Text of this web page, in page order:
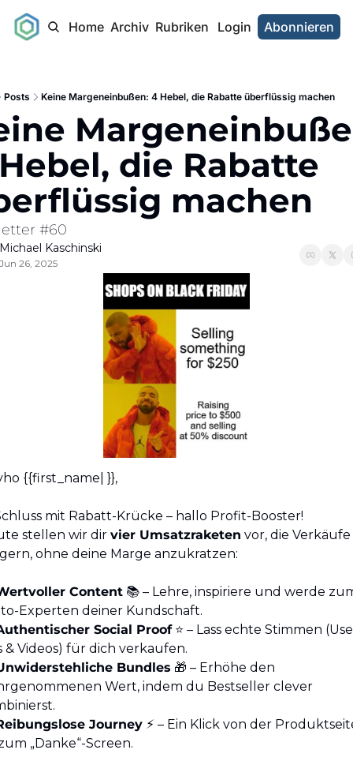
Home Archiv Rubriken Login Abonnieren
Posts Keine Margeneinbußen: 4 Hebel, die Rabatte überflüssig machen
die Rabatte
machen
#60
Kaschinski
26, 2025
{{first_name| }},
mit Rabatt-Krücke – hallo Profit-Booster!
stellen wir dir vier Umsatzraketen vor, die Verkäufe
ohne deine Marge anzukratzen:
Content 📚 – Lehre, inspiriere und werde
Experten deiner Kundschaft.
Social Proof ⭐ – Lass echte Stimmen
& Videos) für dich verkaufen.
Bundles 🎁 – Erhöhe den
Wert, indem du Bestseller clever
Journey ⚡ – Ein Klick von der
„Danke“-Screen.